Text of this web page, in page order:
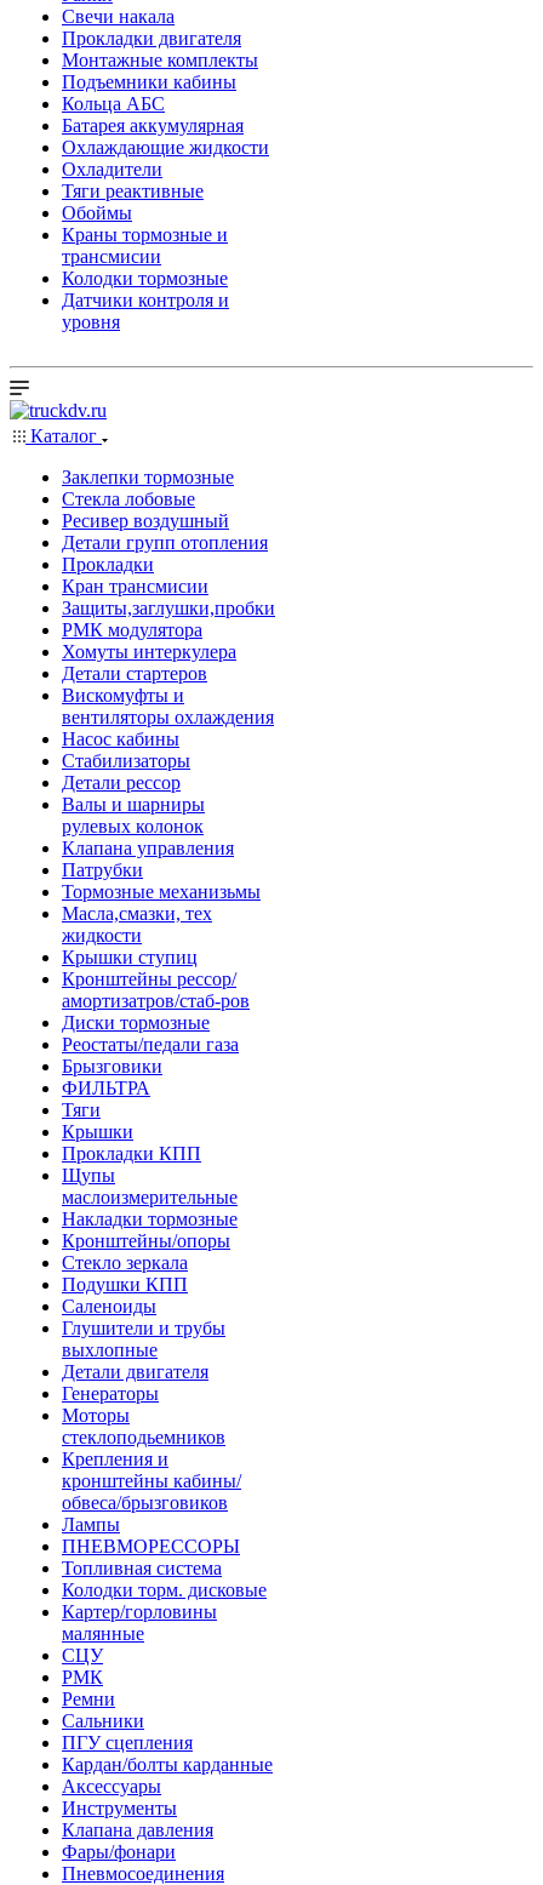
Свечи накала
Прокладки двигателя
Монтажные комплекты
Подъемники кабины
Кольца АБС
Батарея аккумулярная
Охлаждающие жидкости
Охладители
Тяги реактивные
Обоймы
Краны тормозные и
трансмисии
Колодки тормозные
Датчики контроля и
уровня
Каталог
Заклепки тормозные
Стекла лобовые
Ресивер воздушный
Детали групп отопления
Прокладки
Кран трансмисии
Защиты,заглушки,пробки
РМК модулятора
Хомуты интеркулера
Детали стартеров
Вискомуфты и
вентиляторы охлаждения
Насос кабины
Стабилизаторы
Детали рессор
Валы и шарниры
рулевых колонок
Клапана управления
Патрубки
Тормозные механизьмы
Масла,смазки, тех
жидкости
Крышки ступиц
Кронштейны рессор/
амортизатров/стаб-ров
Диски тормозные
Реостаты/педали газа
Брызговики
ФИЛЬТРА
Тяги
Крышки
Прокладки КПП
Щупы
маслоизмерительные
Накладки тормозные
Кронштейны/опоры
Стекло зеркала
Подушки КПП
Саленоиды
Глушители и трубы
выхлопные
Детали двигателя
Генераторы
Моторы
стеклоподьемников
Крепления и
кронштейны кабины/
обвеса/брызговиков
Лампы
ПНЕВМОРЕССОРЫ
Топливная система
Колодки торм. дисковые
Картер/горловины
малянные
СЦУ
РМК
Ремни
Сальники
ПГУ сцепления
Кардан/болты карданные
Аксессуары
Инструменты
Клапана давления
Фары/фонари
Пневмосоединения